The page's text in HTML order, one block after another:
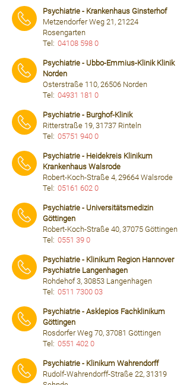
Psychiatrie - Krankenhaus Ginsterhof
Metzendorfer Weg 21, 21224
Rosengarten
Tel: 04108 598 0
Psychiatrie - Ubbo-Emmius-Klinik Klinik
Norden
Osterstraße 110, 26506 Norden
Tel: 04931 181 0
Psychiatrie - Burghof-Klinik
Ritterstraße 19, 31737 Rinteln
Tel: 05751 940 0
Psychiatrie - Heidekreis Klinikum
Krankenhaus Walsrode
Robert-Koch-Straße 4, 29664 Walsrode
Tel: 05161 602 0
Psychiatrie - Universitätsmedizin
Göttingen
Robert-Koch-Straße 40, 37075 Göttingen
Tel: 0551 39 0
Psychiatrie - Klinikum Region Hannover
Psychiatrie Langenhagen
Rohdehof 3, 30853 Langenhagen
Tel: 0511 7300 03
Psychiatrie - Asklepios Fachklinikum
Göttingen
Rosdorfer Weg 70, 37081 Göttingen
Tel: 0551 402 0
Psychiatrie - Klinikum Wahrendorff
Rudolf-Wahrendorff-Straße 22, 31319